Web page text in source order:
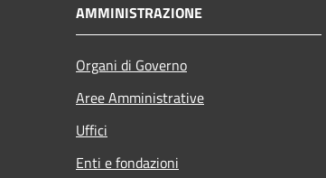
AMMINISTRAZIONE
Organi di Governo
Aree Amministrative
Uffici
Enti e fondazioni